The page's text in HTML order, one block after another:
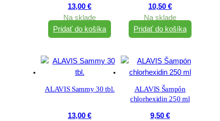
13,00€
Na sklade
Pridať do košíka
10,50 €
Na sklade
Pridať do košíka
ALAVIS Sammy 30 tbl.
13,00€
ALAVIS Šampón
chlorhexidin 250 ml
9,50 €